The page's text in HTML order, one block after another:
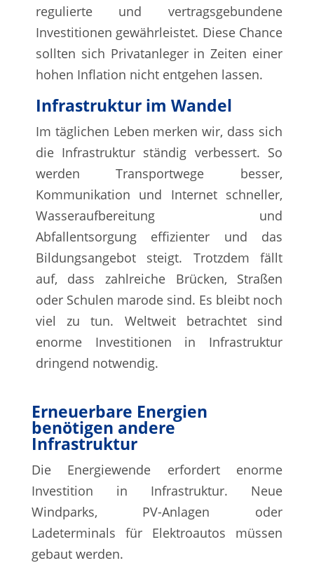
regulierte und vertragsgebundene
Investitionen gewährleistet. Diese Chance
sollten sich Privatanleger in Zeiten einer
hohen Inflation nicht entgehen lassen.
Infrastruktur im Wandel
Im täglichen Leben merken wir, dass sich
die Infrastruktur ständig verbessert. So
werden Transportwege besser,
Kommunikation und Internet schneller,
Wasseraufbereitung und
Abfallentsorgung effizienter und das
Bildungsangebot steigt. Trotzdem fällt
auf, dass zahlreiche Brücken, Straßen
oder Schulen marode sind. Es bleibt noch
viel zu tun. Weltweit betrachtet sind
enorme Investitionen in Infrastruktur
dringend notwendig.
Erneuerbare Energien
benötigen andere
Infrastruktur
Die Energiewende erfordert enorme
Investition in Infrastruktur. Neue
Windparks, PV-Anlagen oder
Ladeterminals für Elektroautos müssen
gebaut werden.